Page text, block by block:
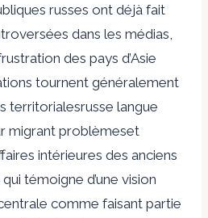
russes ont déjà fait
dans les médias,
des pays d’Asie
tournent généralement
territorialesrusse langue
migrant problèmeset
intérieures des anciens
témoigne d’une vision
comme faisant partie